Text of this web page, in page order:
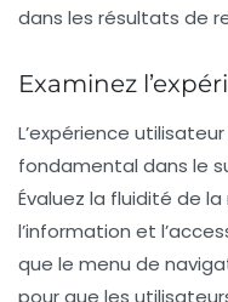
dans les résultats de
Examinez
L’expérience
fondamental dans le
Évaluez la fluidité de
l’information et
que le menu de